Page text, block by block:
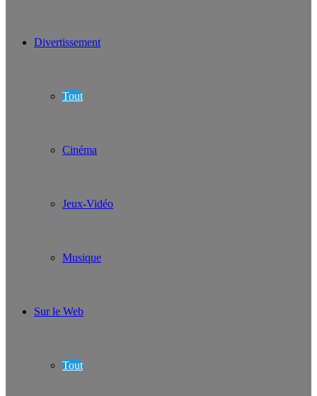
Divertissement
Tout
Cinéma
Jeux-Vidéo
Musique
Sur le Web
Tout